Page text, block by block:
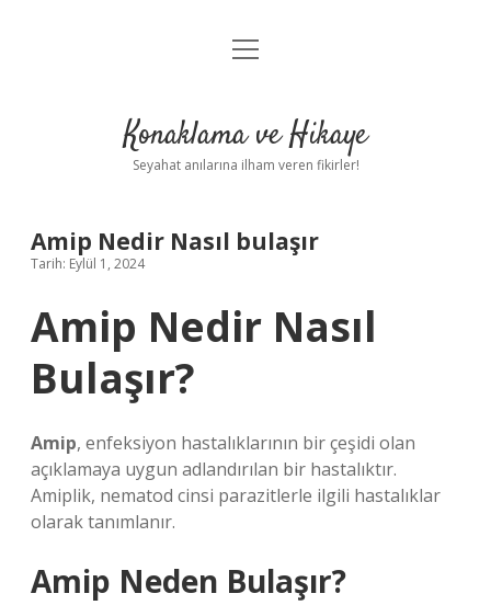
Anasayfa
Yasal Uyarı
menüyü
Konaklama ve Hikaye
Seyahat anılarına ilham veren fikirler!
Amip Nedir Nasıl bulaşır
Tarih: Eylül 1, 2024
Amip Nedir Nasıl
Bulaşır?
Amip, enfeksiyon hastalıklarının bir çeşidi olan
açıklamaya uygun adlandırılan bir hastalıktır.
Amiplik, nematod cinsi parazitlerle ilgili hastalıklar
olarak tanımlanır.
Amip Neden Bulaşır?